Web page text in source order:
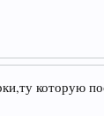
которую